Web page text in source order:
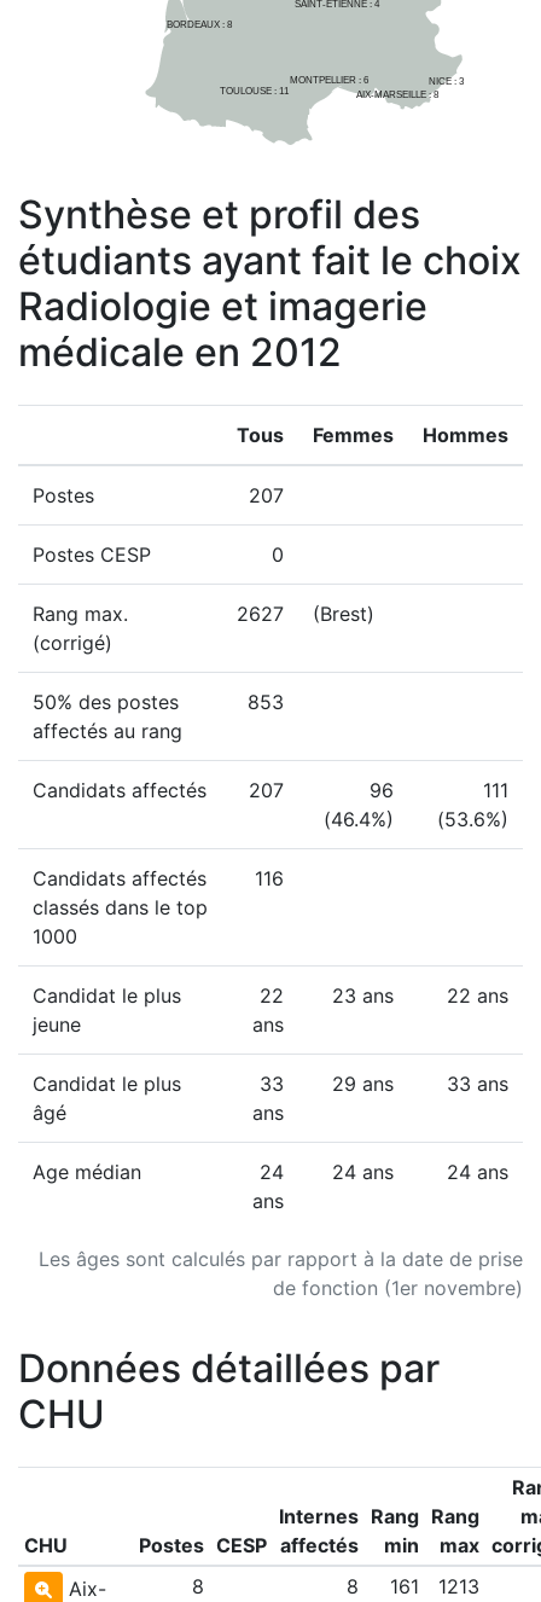
AIX-MARSEILLE : 8
BORDEAUX : 8
MONTPELLIER : 6 NICE : 3
SAINT-ETIENNE : 4
TOULOUSE : 11
Synthèse et profil des
étudiants ayant fait le choix
Radiologie et imagerie
médicale en 2012
Les âges sont calculés par rapport à la date de prise
de fonction (1er novembre)
Tous Femmes Hommes
Postes 207
Postes CESP 0
Rang max.
(corrigé)
2627 (Brest)
50% des postes
affectés au rang
853
Candidats affectés 207
96
(46.4%)
111
(53.6%)
Candidats affectés
classés dans le top
1000
116
Candidat le plus
jeune
22
ans
23 ans 22 ans
Candidat le plus
âgé
33
ans
29 ans 33 ans
Age médian
24
ans
24 ans 24 ans
Données détaillées par
CHU
CHU Postes CESP
Internes
affectés
Rang
min
Rang
max
Aix-
8 8 161 1213